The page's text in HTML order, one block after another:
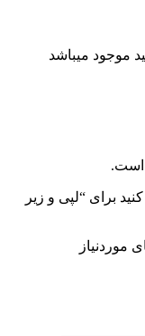
موجود میباشد
است.
برای “لپی و زیر
موردنیاز